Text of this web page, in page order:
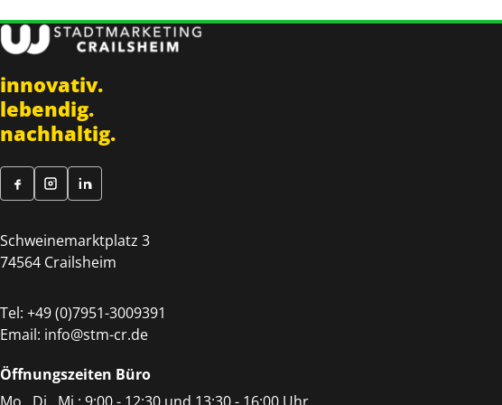
innovativ.
lebendig.
nachhaltig.
Schweinemarktplatz 3
74564 Crailsheim
Tel: +49 (0)7951-3009391
Email: info@stm-cr.de
Öffnungszeiten Büro
Mo., Di., Mi.: 9:00 - 12:30 und 13:30 - 16:00 Uhr